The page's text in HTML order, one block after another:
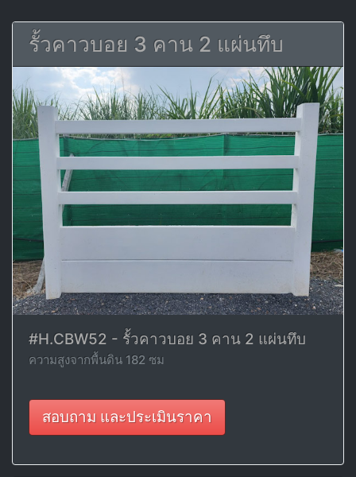
รั้วคาวบอย 3 คาน 2 แผ่นทึบ
#H.CBW52 - รั้วคาวบอย 3 คาน 2 แผ่นทึบ
ความสูงจากพื้นดิน 182 ซม
สอบถาม และประเมินราคา